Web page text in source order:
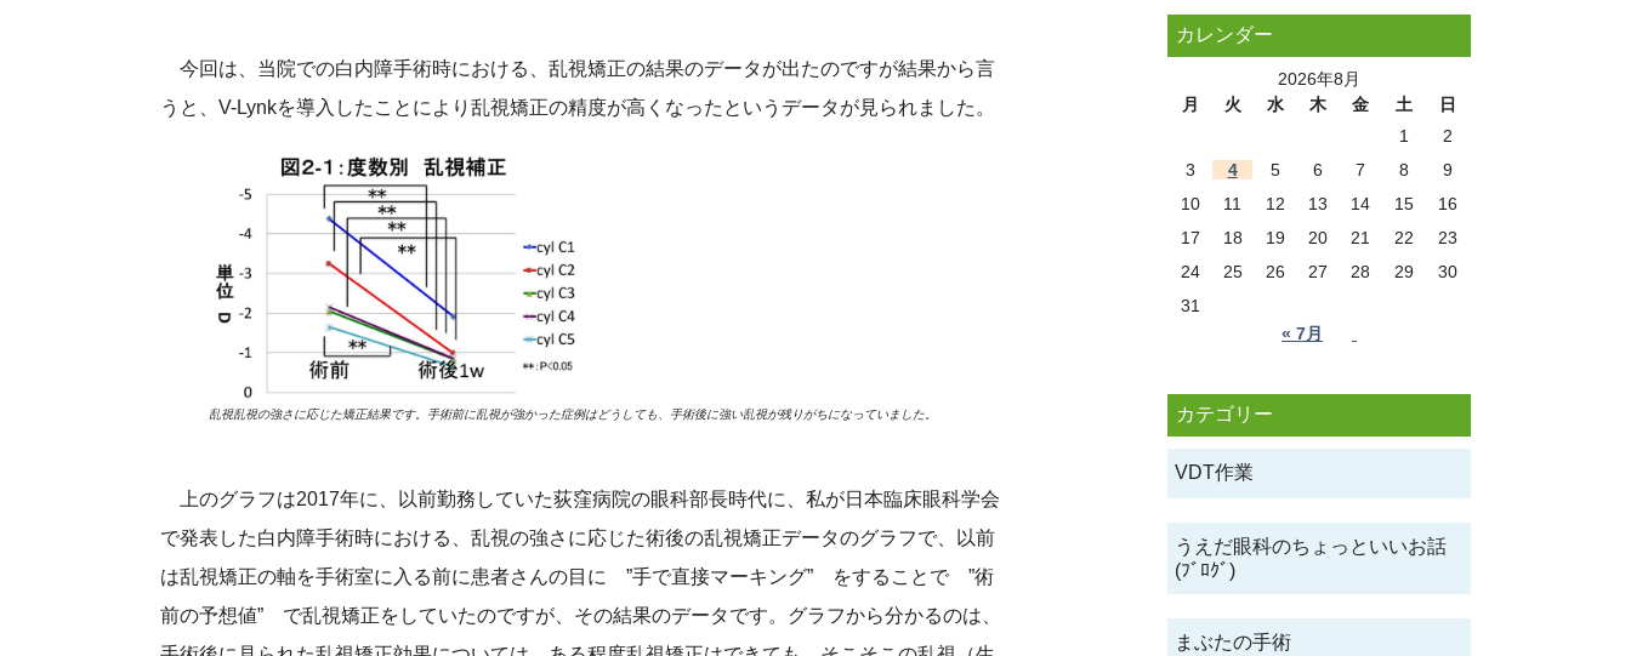
カレンダー
2026年8月
月
火 水 木 金 土
日
1
2
3
4 5 6 7 8
9
10
11 12 13 14 15
16
17
18 19 20 21 22
23
24
25 26 27 28 29
30
31
« 7月
カテゴリー
VDT作業
うえだ眼科のちょっといいお話
(ﾌﾞﾛｸﾞ)
まぶたの手術
今回は、当院での白内障手術時における、乱視矯正の結果のデータが出たのですが結果から言
うと、V-Lynkを導入したことにより乱視矯正の精度が高くなったというデータが見られました。
乱視乱視の強さに応じた矯正結果です。手術前に乱視が強かった症例はどうしても、手術後に強い乱視が残りがちになっていました。
上のグラフは2017年に、以前勤務していた荻窪病院の眼科部長時代に、私が日本臨床眼科学会
で発表した白内障手術時における、乱視の強さに応じた術後の乱視矯正データのグラフで、以前
は乱視矯正の軸を手術室に入る前に患者さんの目に ”手で直接マーキング” をすることで ”術
前の予想値” で乱視矯正をしていたのですが、その結果のデータです。グラフから分かるのは、